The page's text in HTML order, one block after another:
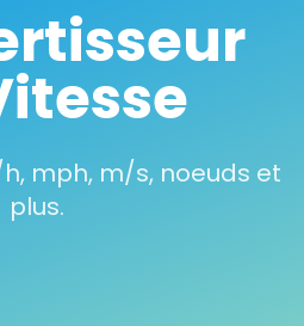
mph, m/s, noeuds et
plus.